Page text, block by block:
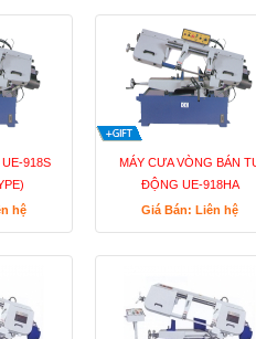
918S
hệ
MÁY CƯA VÒNG BÁN
ĐỘNG UE-918HA
Giá Bán: Liên hệ